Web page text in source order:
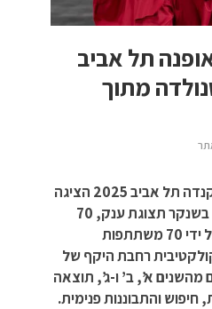
תל אביב
שנולדה מתוך
בשבוע האופנה ישראל-קנדה תל אביב 2025 הציגה
המחלקה לעיצוב אופנה בשנקר תצוגת ענק, 70
דגמים שיעוצבו והוצגו על ידי 70 משתתפות
רחבת היקף של
מהשנים א’, ב’ ו-ג’, תוצאה
והתבוננות פנימית.